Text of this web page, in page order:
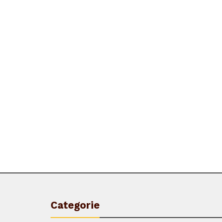
Categorie